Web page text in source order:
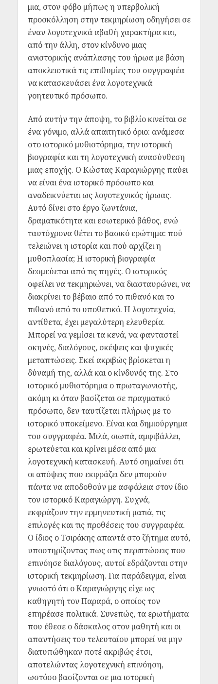
μια, στον φόβο μήπως η υπερβολική
προσκόλληση στην τεκμηρίωση οδηγήσει σε
έναν λογοτεχνικά αβαθή χαρακτήρα και,
από την άλλη, στον κίνδυνο μιας
ανιστορικής ανάπλασης του ήρωα με βάση
αποκλειστικά τις επιθυμίες του συγγραφέα
να κατασκευάσει ένα λογοτεχνικά
γοητευτικό πρόσωπο.
Από αυτήν την άποψη, το βιβλίο κινείται σε
ένα γόνιμο, αλλά απαιτητικό όριο: ανάμεσα
στο ιστορικό μυθιστόρημα, την ιστορική
βιογραφία και τη λογοτεχνική ανασύνθεση
μιας εποχής. Ο Κώστας Καραγιώργης παύει
να είναι ένα ιστορικό πρόσωπο και
αναδεικνύεται ως λογοτεχνικός ήρωας.
Αυτό δίνει στο έργο ζωντάνια,
δραματικότητα και εσωτερικό βάθος, ενώ
ταυτόχρονα θέτει το βασικό ερώτημα: πού
τελειώνει η ιστορία και πού αρχίζει η
μυθοπλασία; Η ιστορική βιογραφία
δεσμεύεται από τις πηγές. Ο ιστορικός
οφείλει να τεκμηριώνει, να διασταυρώνει, να
διακρίνει το βέβαιο από το πιθανό και το
πιθανό από το υποθετικό. Η λογοτεχνία,
αντίθετα, έχει μεγαλύτερη ελευθερία.
Μπορεί να γεμίσει τα κενά, να φανταστεί
σκηνές, διαλόγους, σκέψεις και ψυχικές
μεταπτώσεις. Εκεί ακριβώς βρίσκεται η
δύναμή της, αλλά και ο κίνδυνός της. Στο
ιστορικό μυθιστόρημα ο πρωταγωνιστής,
ακόμη κι όταν βασίζεται σε πραγματικό
πρόσωπο, δεν ταυτίζεται πλήρως με το
ιστορικό υποκείμενο. Είναι και δημιούργημα
του συγγραφέα. Μιλά, σιωπά, αμφιβάλλει,
ερωτεύεται και κρίνει μέσα από μια
λογοτεχνική κατασκευή. Αυτό σημαίνει ότι
οι απόψεις που εκφράζει δεν μπορούν
πάντα να αποδοθούν με ασφάλεια στον ίδιο
τον ιστορικό Καραγιώργη. Συχνά,
εκφράζουν την ερμηνευτική ματιά, τις
επιλογές και τις προθέσεις του συγγραφέα.
Ο ίδιος ο Τσιράκης απαντά στο ζήτημα αυτό,
υποστηρίζοντας πως στις περιπτώσεις που
επινόησε διαλόγους, αυτοί εδράζονται στην
ιστορική τεκμηρίωση. Για παράδειγμα, είναι
γνωστό ότι ο Καραγιώργης είχε ως
καθηγητή τον Παραρά, ο οποίος τον
επηρέασε πολιτικά. Συνεπώς, τα ερωτήματα
που έθεσε ο δάσκαλος στον μαθητή και οι
απαντήσεις του τελευταίου μπορεί να μην
διατυπώθηκαν ποτέ ακριβώς έτσι,
αποτελώντας λογοτεχνική επινόηση,
ωστόσο βασίζονται σε μια ιστορική